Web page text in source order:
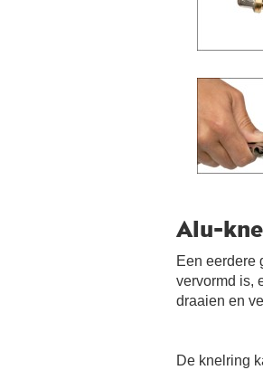
Alu-
Een eerdere
vervormd is,
draaien en
De knelring